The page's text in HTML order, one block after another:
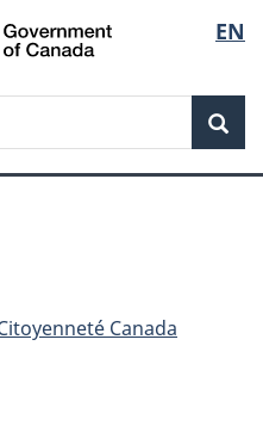
Passer
au
Passer
à
du
Passer
à
simplifiée
de
la
EN
Canada